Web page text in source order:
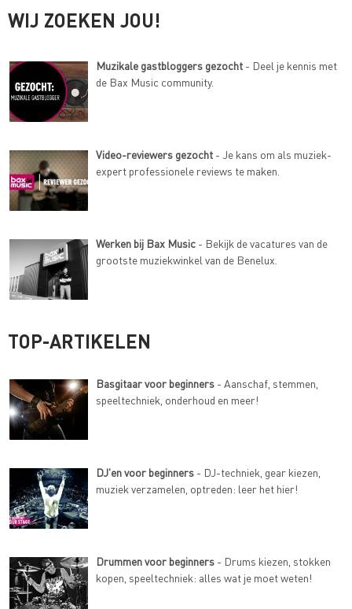
WIJ ZOEKEN JOU!
Muzikale gastbloggers gezocht - Deel je kennis met
de Bax Music community.
Video-reviewers gezocht - Je kans om als muziek-
expert professionele reviews te maken.
Werken bij Bax Music - Bekijk de vacatures van de
grootste muziekwinkel van de Benelux.
TOP-ARTIKELEN
Basgitaar voor beginners - Aanschaf, stemmen,
speeltechniek, onderhoud en meer!
DJ'en voor beginners - DJ-techniek, gear kiezen,
muziek verzamelen, optreden: leer het hier!
Drummen voor beginners - Drums kiezen, stokken
kopen, speeltechniek: alles wat je moet weten!